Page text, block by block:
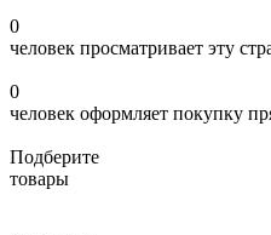
0
человек просматривает эту
0
человек оформляет покупку
Подберите
товары